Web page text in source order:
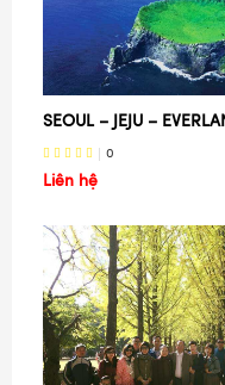
SEOUL – JEJU –
0
Liên hệ